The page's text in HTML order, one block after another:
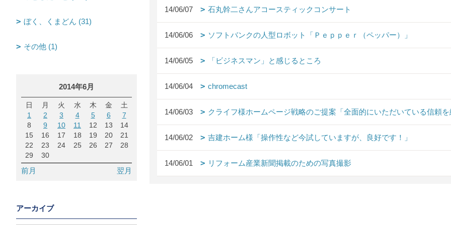
14/06/07 石丸幹二さんアコースティックコンサート
14/06/06 ソフトバンクの人型ロボット「Ｐｅｐｐｅｒ（ペッパー）」
14/06/05 「ビジネスマン」と感じるところ
14/06/04 chromecast
14/06/03 クライフ様ホームページ戦略のご提案「全面的にいただいている信頼を
14/06/02 吉建ホーム様「操作性など今試していますが、良好です！」
14/06/01 リフォーム産業新聞掲載のための写真撮影
ぼく、くまどん (31)
その他 (1)
2014年6月
日 月 火 水 木 金
土
1
2 3 4 5 6
7
8
9 10 11 12 13
14
15
16 17 18 19 20
21
22
23 24 25 26 27
28
29
30
前月 翌月
アーカイブ